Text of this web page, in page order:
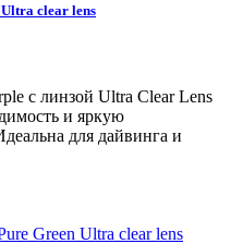
clear lens
с линзой Ultra Clear Lens
и яркую
для дайвинга и